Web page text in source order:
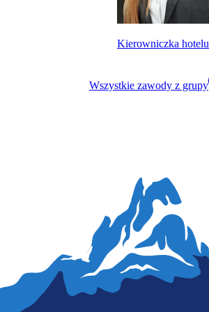
Kierowniczka hotelu
Wszystkie zawody z grupy